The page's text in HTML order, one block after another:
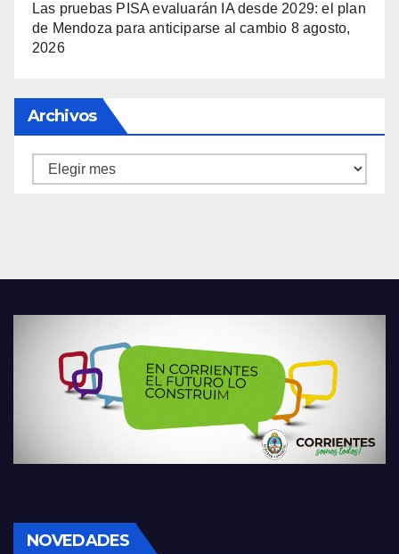
Las pruebas PISA evaluarán IA desde 2029: el plan
de Mendoza para anticiparse al cambio 8 agosto,
2026
Archivos
Archivos
NOVEDADES